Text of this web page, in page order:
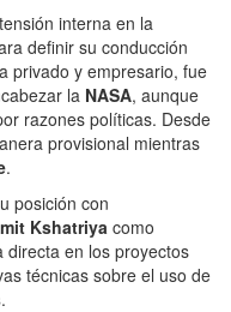
interna en la
definir su conducción
privado y empresario, fue
la NASA, aunque
razones políticas. Desde
provisional mientras
.
posición con
Kshatriya como
directa en los proyectos
técnicas sobre el uso de
.